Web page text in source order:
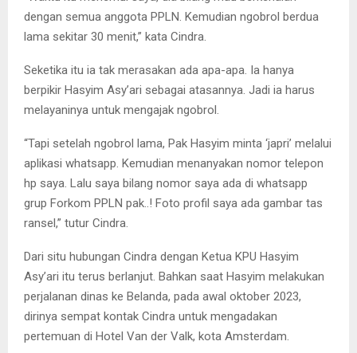
dengan semua anggota PPLN. Kemudian ngobrol berdua
lama sekitar 30 menit,” kata Cindra.
Seketika itu ia tak merasakan ada apa-apa. Ia hanya
berpikir Hasyim Asy’ari sebagai atasannya. Jadi ia harus
melayaninya untuk mengajak ngobrol.
“Tapi setelah ngobrol lama, Pak Hasyim minta ‘japri’ melalui
aplikasi whatsapp. Kemudian menanyakan nomor telepon
hp saya. Lalu saya bilang nomor saya ada di whatsapp
grup Forkom PPLN pak..! Foto profil saya ada gambar tas
ransel,” tutur Cindra.
Dari situ hubungan Cindra dengan Ketua KPU Hasyim
Asy’ari itu terus berlanjut. Bahkan saat Hasyim melakukan
perjalanan dinas ke Belanda, pada awal oktober 2023,
dirinya sempat kontak Cindra untuk mengadakan
pertemuan di Hotel Van der Valk, kota Amsterdam.